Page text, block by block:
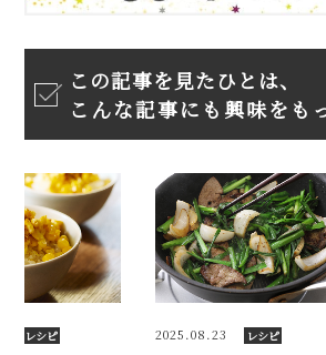
この記事を見たひとは、
こんな記事にも興味をも
レシピ 2025.08.23 レシピ